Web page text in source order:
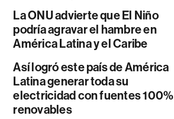
La ONU advierte que El Niño
podría agravar el hambre en
América Latina y el Caribe
Así logró este país de América
Latina generar toda su
electricidad con fuentes 100%
renovables